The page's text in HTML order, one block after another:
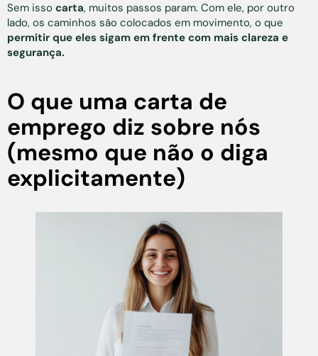
Sem isso carta, muitos passos param. Com ele, por outro
lado, os caminhos são colocados em movimento, o que
permitir que eles sigam em frente com mais clareza e
segurança.
O que uma carta de
emprego diz sobre nós
(mesmo que não o diga
explicitamente)